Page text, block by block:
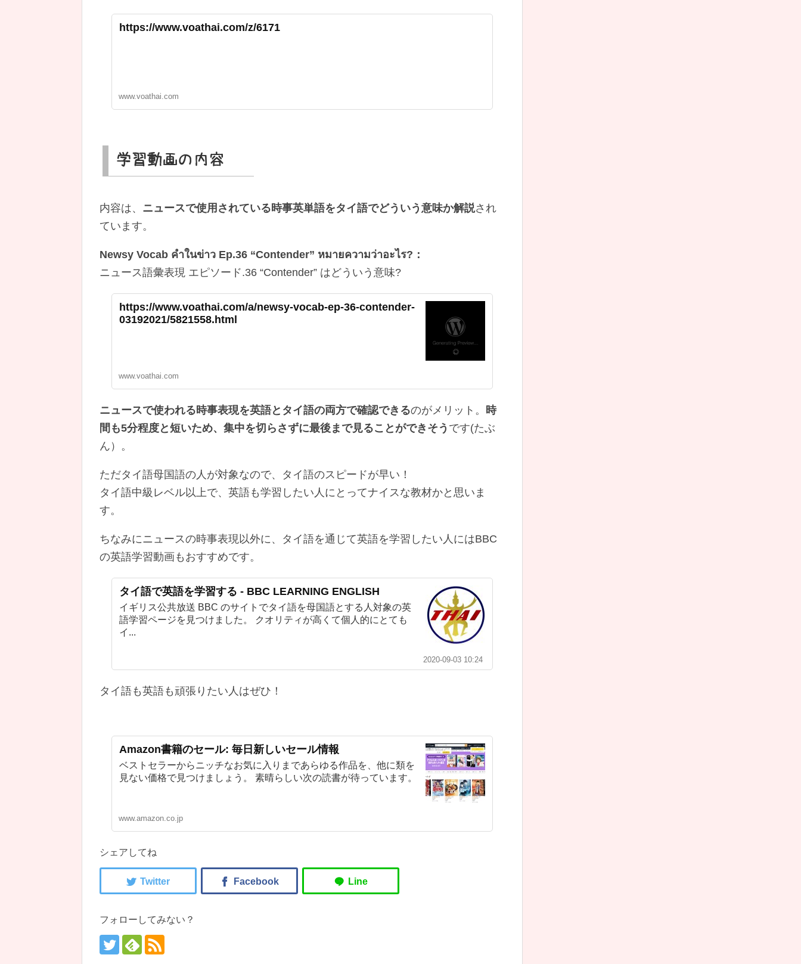
https://www.voathai.com/z/6171
www.voathai.com
学習動画の内容
内容は、 ニュースで使用されている時事英単語をタイ語でどういう意味か解説され
ています。
Newsy Vocab คำในข่าว Ep.36 “Contender” หมายความว่าอะไร?：
ニュース語彙表現 エピソード.36 “Contender” はどういう意味?
https://www.voathai.com/a/newsy-vocab-ep-36-contender-
03192021/5821558.html
www.voathai.com
ニュースで使われる時事表現を英語とタイ語の両方で確認できるのがメリット。 時
間も5分程度と短いため、集中を切らさずに最後まで見ることができそう です(たぶ
ん）。
ただタイ語母国語の人が対象なので、タイ語のスピードが早い！
タイ語中級レベル以上で、英語も学習したい人にとってナイスな教材かと思いま
す。
ちなみにニュースの時事表現以外に、タイ語を通じて英語を学習したい人にはBBC
の英語学習動画もおすすめです。
タイ語で英語を学習する - BBC LEARNING ENGLISH
イギリス公共放送 BBC のサイトでタイ語を母国語とする人対象の英
語学習ページを見つけました。 クオリティが高くて個人的にとても
イ...
2020-09-03 10:24
タイ語も英語も頑張りたい人はぜひ！
Amazon書籍のセール: 毎日新しいセール情報
ベストセラーからニッチなお気に入りまであらゆる作品を、他に類を
見ない価格で見つけましょう。 素晴らしい次の読書が待っています。
www.amazon.co.jp
シェアしてね
フォローしてみない？